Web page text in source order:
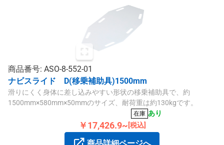
商品番号: ASO-8-552-01
ナビスライド D(移乗補助具)1500mm
滑りにくく身体に差し込みやすい形状の移乗補助具で、約
1500mm×580mm×50mmのサイズ、耐荷重は約130kgです。
在庫 あり
￥17,426.9~ [税込]